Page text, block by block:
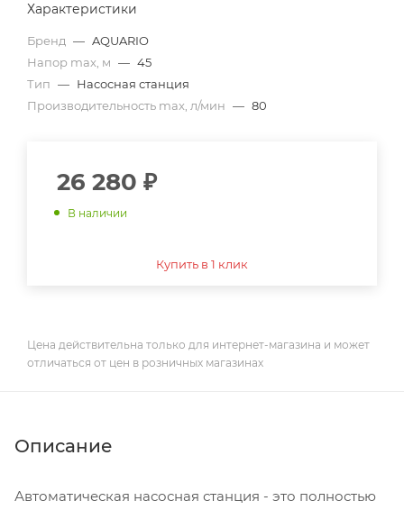
Характеристики
Бренд — AQUARIO
Напор max, м — 45
Тип — Насосная станция
Производительность max, л/мин — 80
26 280 ₽
В наличии
Купить в 1 клик
Цена действительна только для интернет-магазина и может
отличаться от цен в розничных магазинах
Описание
Автоматическая насосная станция - это полностью